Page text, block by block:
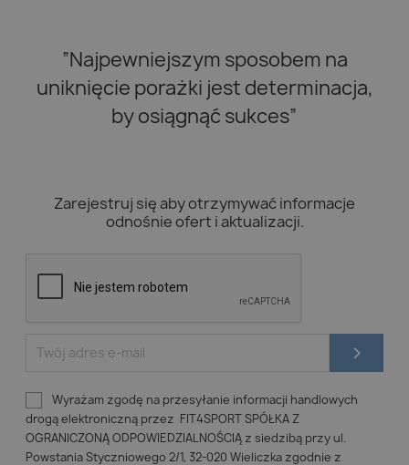
“Najpewniejszym sposobem na
uniknięcie porażki jest determinacja,
by osiągnąć sukces”
Zarejestruj się aby otrzymywać informacje
odnośnie ofert i aktualizacji.
Wyrażam zgodę na przesyłanie informacji handlowych
drogą elektroniczną przez FIT4SPORT SPÓŁKA Z
OGRANICZONĄ ODPOWIEDZIALNOŚCIĄ z siedzibą przy ul.
Powstania Styczniowego 2/1, 32-020 Wieliczka zgodnie z